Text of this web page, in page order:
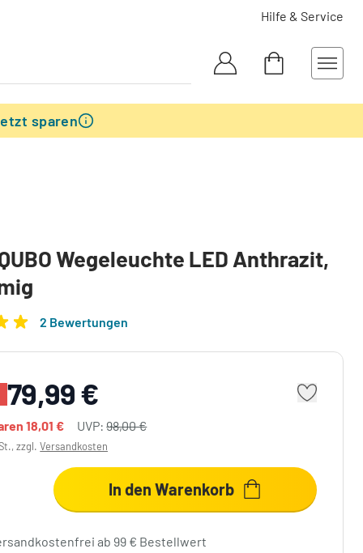
Hilfe & Service
sparen
Wegeleuchte LED Anthrazit,
2 Bewertungen
79,99 €
18,01 € UVP:98,00 €
zzgl.Versandkosten
In den Warenkorb
ab 99 € Bestellwert